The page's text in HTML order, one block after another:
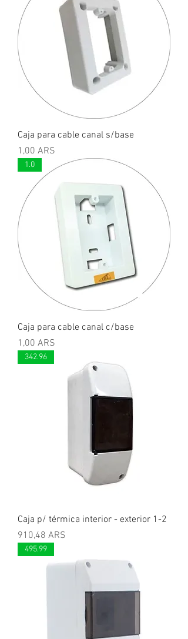
Caja para cable canal s/base
Precio
1,00 ARS
1.0
Caja para cable canal c/base
Precio
1,00 ARS
342.96
Caja p/ térmica interior - exterior 1-2
Precio
910,48 ARS
495.99